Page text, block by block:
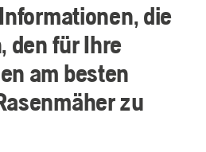
die
den für Ihre
am besten
zu